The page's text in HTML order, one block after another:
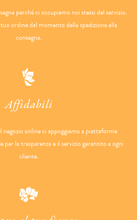
perché ci occupiamo noi stessi del servizio.
ordine dal momento della spedizione alla
consegna.
Affidabili
negozio online ci appoggiamo a piattaforme
per la trasparenza e il servizio garantito a ogni
cliente.